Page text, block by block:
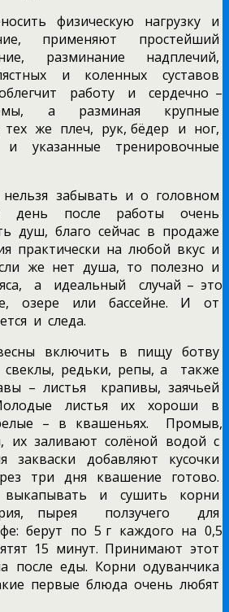
физическую нагрузку и
применяют простейший
разминание надплечий,
и коленных суставов
работу и сердечно –
а разминая крупные
же плеч, рук, бёдер и ног,
указанные тренировочные
забывать и о головном
день после работы очень
душ, благо сейчас в продаже
практически на любой вкус и
же нет душа, то полезно и
а идеальный случай – это
озере или бассейне. И от
и следа.
включить в пищу ботву
редьки, репы, а также
– листья крапивы, заячьей
листья их хороши в
– в квашеньях. Промыв,
их заливают солёной водой с
закваски добавляют кусочки
три дня квашение готово.
и сушить корни
пырея ползучего для
берут по 5 г каждого на 0,5
15 минут. Принимают этот
после еды. Корни одуванчика
первые блюда очень любят